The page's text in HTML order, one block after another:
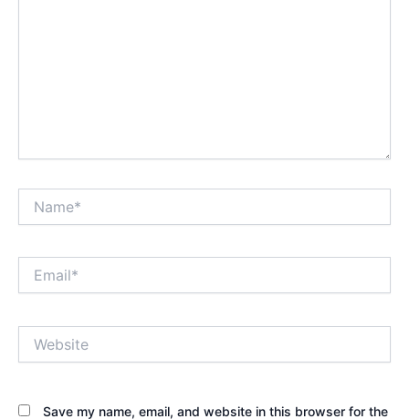
Save my name, email, and website in this browser for the